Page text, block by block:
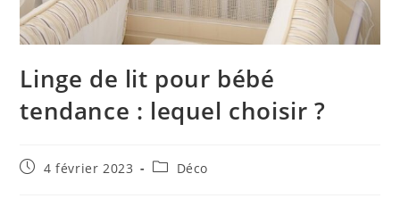
Linge de lit pour bébé
tendance : lequel choisir ?
Publication
4 février 2023
PostDéco